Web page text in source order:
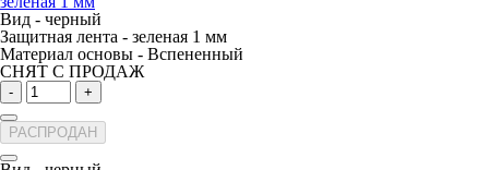
Вид - черный
Защитная лента - зеленая 1 мм
Материал основы - Вспененный
СНЯТ С ПРОДАЖ
- +
РАСПРОДАН